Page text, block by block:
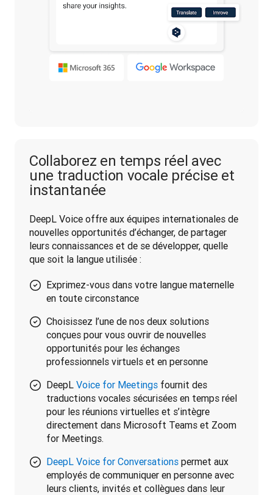
Collaborez en temps réel avec
une traduction vocale précise et
instantanée
DeepL Voice offre aux équipes internationales de
nouvelles opportunités d’échanger, de partager
leurs connaissances et de se développer, quelle
que soit la langue utilisée :
Exprimez-vous dans votre langue maternelle
en toute circonstance
Choisissez l’une de nos deux solutions
conçues pour vous ouvrir de nouvelles
opportunités pour les échanges
professionnels virtuels et en personne
DeepL Voice for Meetings fournit des
traductions vocales sécurisées en temps réel
pour les réunions virtuelles et s’intègre
directement dans Microsoft Teams et Zoom
for Meetings.
DeepL Voice for Conversations permet aux
employés de communiquer en personne avec
leurs clients, invités et collègues dans leur